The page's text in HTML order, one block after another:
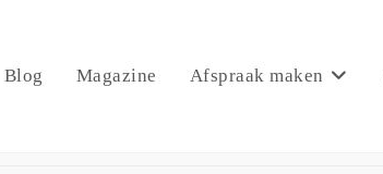
Blog Magazine Afspraak maken